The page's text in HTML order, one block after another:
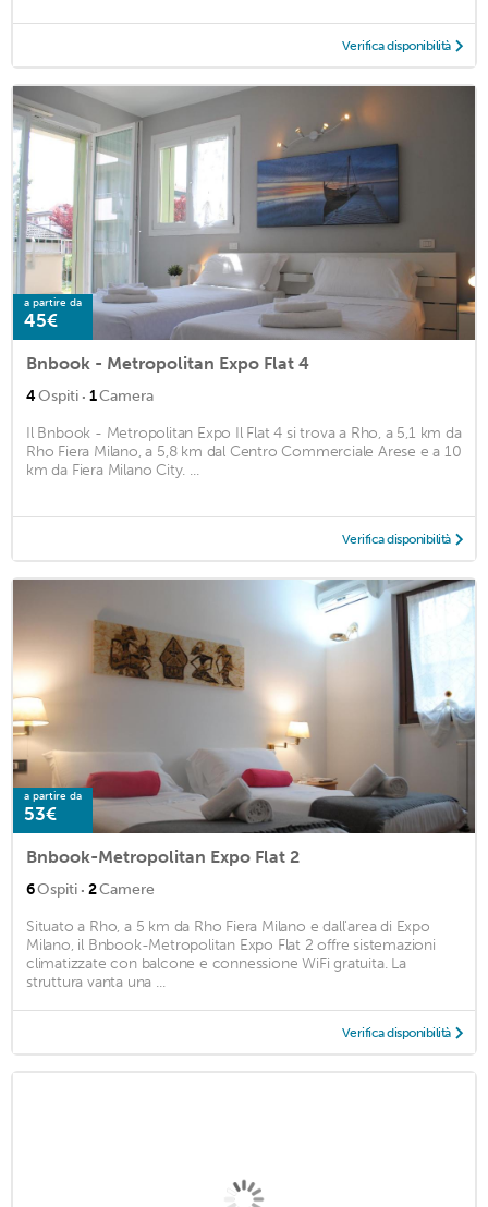
Verifica disponibilità
a partire da
45€
Bnbook - Metropolitan Expo Flat 4
4Ospiti · 1Camera
Il Bnbook - Metropolitan Expo Il Flat 4 si trova a Rho, a 5,1 km da
Rho Fiera Milano, a 5,8 km dal Centro Commerciale Arese e a 10
km da Fiera Milano City. ...
Verifica disponibilità
a partire da
53€
Bnbook-Metropolitan Expo Flat 2
6Ospiti · 2Camere
Situato a Rho, a 5 km da Rho Fiera Milano e dall'area di Expo
Milano, il Bnbook-Metropolitan Expo Flat 2 offre sistemazioni
climatizzate con balcone e connessione WiFi gratuita. La
struttura vanta una ...
Verifica disponibilità